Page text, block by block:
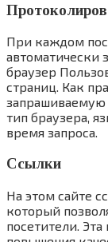
При каждом
автоматически
браузер
страниц. Как
запрашиваемую
тип браузера,
время запроса.
Ссылки
На этом сайте
который
посетители.